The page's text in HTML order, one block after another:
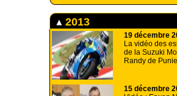
2013
19 décembre
La vidéo des
de la Suzuki
Randy de
15 décembre